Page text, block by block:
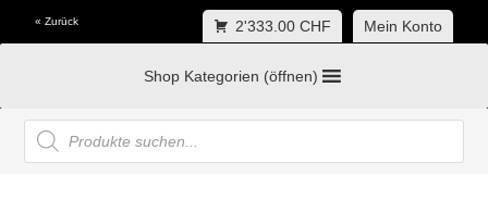
« Zurück 2'333.00 CHF Mein Konto
Shop Kategorien (öffnen)
Products
search